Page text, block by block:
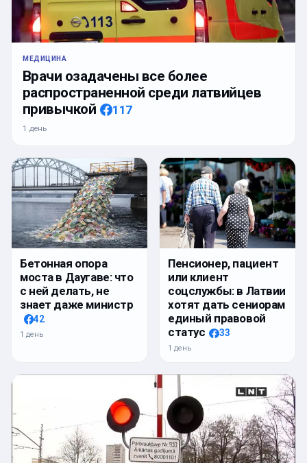
МЕДИЦИНА
Врачи озадачены все более
распространенной среди латвийцев
привычкой
117
1 день
Бетонная опора
моста в Даугаве: что
с ней делать, не
знает даже министр
42
1 день
Пенсионер, пациент
или клиент
соцслужбы: в Латвии
хотят дать сениорам
единый правовой
статус
33
1 день